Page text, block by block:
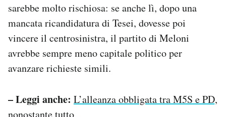
sarebbe molto rischiosa: se anche lì, dopo una
mancata ricandidatura di Tesei, dovesse poi
vincere il centrosinistra, il partito di Meloni
avrebbe sempre meno capitale politico per
avanzare richieste simili.
– Leggi anche: L’alleanza obbligata tra M5S e PD,
nonostante tutto